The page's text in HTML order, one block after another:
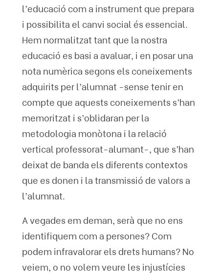
l’educació com a instrument que prepara
i possibilita el canvi social és essencial.
Hem normalitzat tant que la nostra
educació es basi a avaluar, i en posar una
nota numèrica segons els coneixements
adquirits per l’alumnat -sense tenir en
compte que aquests coneixements s’han
memoritzat i s’oblidaran per la
metodologia monòtona i la relació
vertical professorat-alumant-, que s’han
deixat de banda els diferents contextos
que es donen i la transmissió de valors a
l’alumnat.
A vegades em deman, serà que no ens
identifiquem com a persones? Com
podem infravalorar els drets humans? No
veiem, o no volem veure les injustícies